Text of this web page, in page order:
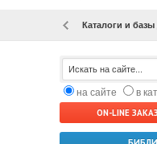
Каталоги и
на сайте
в
ON-LINE